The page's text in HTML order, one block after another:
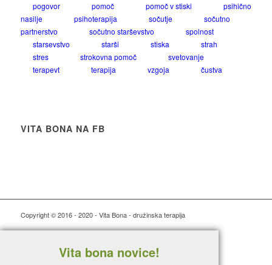
pogovor
pomoč pomoč v stiski
psihično
nasilje
psihoterapija sočutje
sočutno
partnerstvo
sočutno starševstvo
spolnost
starsevstvo
starši stiska
strah
stres
strokovna pomoč
svetovanje
terapevt
terapija vzgoja čustva
VITA BONA NA FB
Copyright © 2016 - 2020 - Vita Bona - družinska terapija
Vita bona novice!